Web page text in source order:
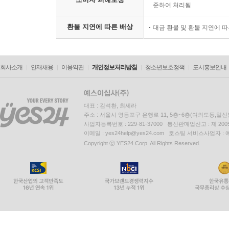
준하여 처리됨
환불 지연에 따른 배상 대금 환불 및 환불 지연에
회사소개 인재채용 이용약관 개인정보처리방침 청소년보호정책 도서홍보안내
대표 : 김석환, 최세라
주소 : 서울시 영등포구 은행로 11, 5층~6층(여의도동,일신
사업자등록번호 : 229-81-37000 통신판매업신고 : 제
이메일 : yes24help@yes24.com 호스팅 서비스사업자 :
Copyright ⓒ YES24 Corp. All Rights Reserved.